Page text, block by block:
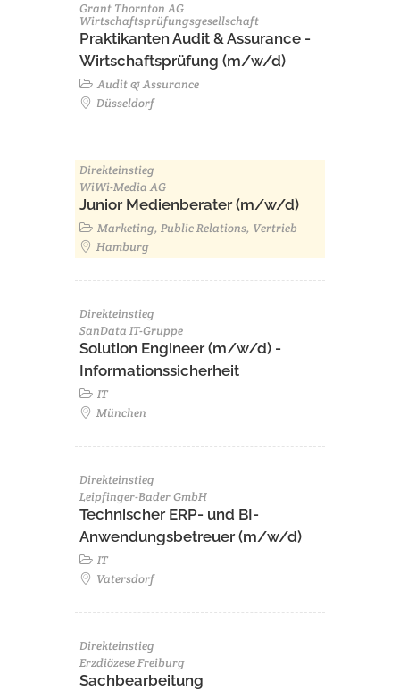
Grant Thornton AG
Wirtschaftsprüfungsgesellschaft
Praktikanten Audit & Assurance -
Wirtschaftsprüfung (m/w/d)
Audit & Assurance
Düsseldorf
Direkteinstieg
WiWi-Media AG
Junior Medienberater (m/w/d)
Marketing, Public Relations, Vertrieb
Hamburg
Direkteinstieg
SanData IT-Gruppe
Solution Engineer (m/w/d) -
Informationssicherheit
IT
München
Direkteinstieg
Leipfinger-Bader GmbH
Technischer ERP- und BI-
Anwendungsbetreuer (m/w/d)
IT
Vatersdorf
Direkteinstieg
Erzdiözese Freiburg
Sachbearbeitung